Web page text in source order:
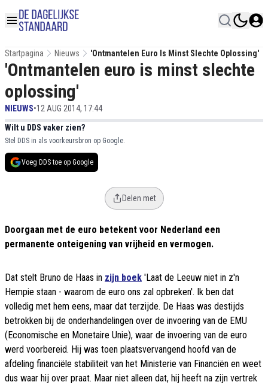
Startpagina Nieuws 'Ontmantelen Euro Is Minst Slechte Oplossing'
'Ontmantelen euro is minst slechte
oplossing'
NIEUWS•12 AUG 2014, 17:44
Wilt u DDS vaker zien?
Stel DDS in als voorkeursbron op Google.
Voeg DDS toe op Google
Delen met
Doorgaan met de euro betekent voor Nederland een
permanente onteigening van vrijheid en vermogen.
Dat stelt Bruno de Haas in zijn boek 'Laat de Leeuw niet in z'n
Hempie staan - waarom de euro ons zal opbreken'. Ik ben dat
volledig met hem eens, maar dat terzijde. De Haas was destijds
betrokken bij de onderhandelingen over de invoering van de EMU
(Economische en Monetaire Unie), waar de invoering van de euro
werd voorbereid. Hij was toen plaatsvervangend hoofd van de
afdeling financiële stabiliteit van het Ministerie van Financiën en weet
dus waar hij over praat. Maar niet alleen dat, hij heeft na zijn vertrek